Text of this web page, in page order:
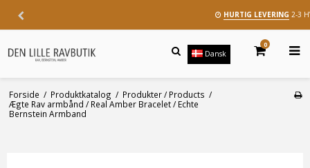
HURTIG LEVERING 2-3
Dansk
0
Forside / Produktkatalog / Produkter / Products /
Ægte Rav armbånd / Real Amber Bracelet / Echte
Bernstein Armband